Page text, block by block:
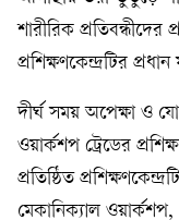
শারীরিক প্রতিবন্ধীদের
প্রশিক্ষণকেন্দ্রটির
দীর্ঘ সময় অপেক্ষা ও
ওয়ার্কশপ ট্রেডের
প্রতিষ্ঠিত
মেকানিক্যাল